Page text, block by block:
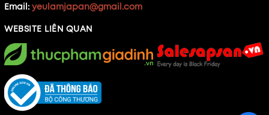
Email: yeulamjapan@gmail.com
WEBSITE LIÊN QUAN